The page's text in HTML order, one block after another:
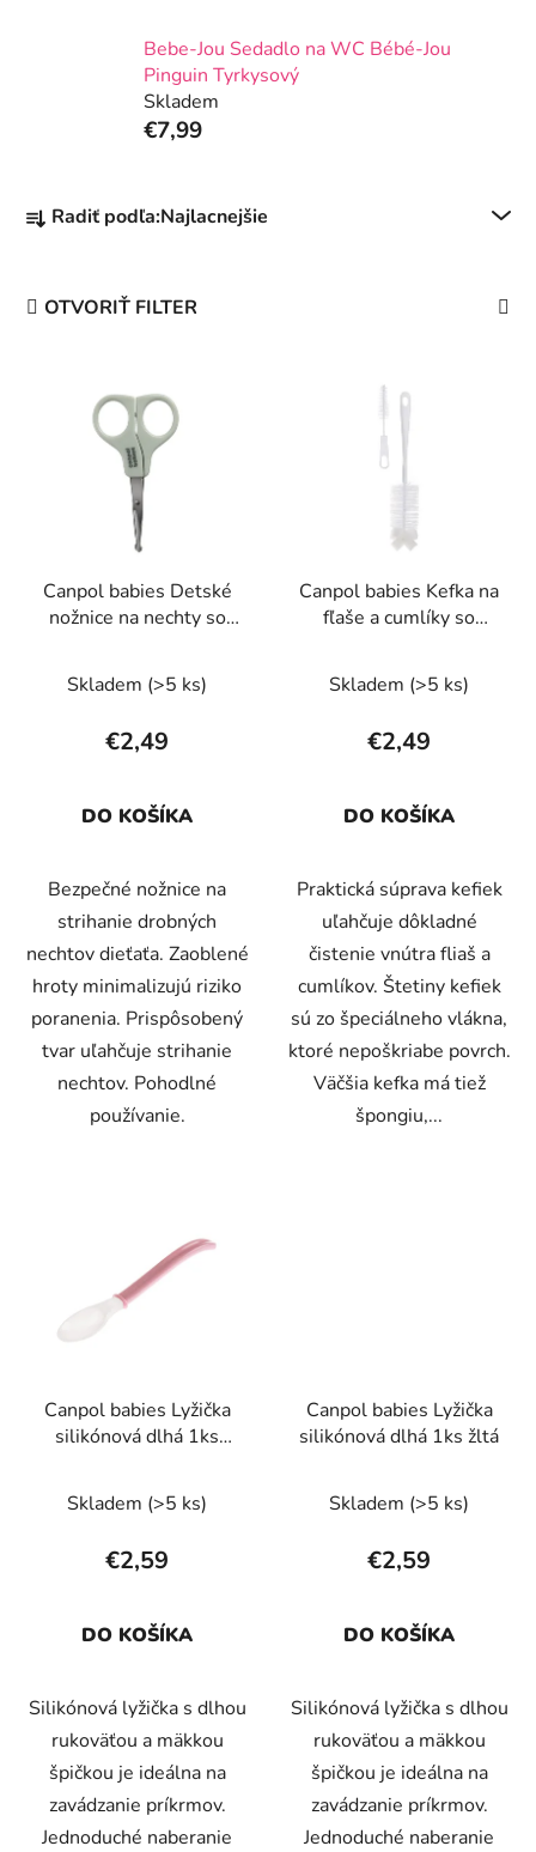
Bebe-Jou Sedadlo na WC Bébé-Jou
Pinguin Tyrkysový
Skladem
€7,99
Radiť podľa:Najlacnejšie
OTVORIŤ FILTER
Canpol babies Detské
nožnice na nechty so
krytu zelené
Skladem (>5 ks)
€2,49
DO KOŠÍKA
Bezpečné nožnice na
strihanie drobných
nechtov dieťaťa. Zaoblené
hroty minimalizujú riziko
poranenia. Prispôsobený
tvar uľahčuje strihanie
nechtov. Pohodlné
používanie.
Canpol babies Kefka na
fľaše a cumlíky so
Skladem (>5 ks)
€2,49
DO KOŠÍKA
Praktická súprava kefiek
uľahčuje dôkladné
čistenie vnútra fliaš a
cumlíkov. Štetiny kefiek
sú zo špeciálneho vlákna,
ktoré nepoškriabe povrch.
Väčšia kefka má tiež
špongiu,...
Canpol babies Lyžička
silikónová dlhá 1ks
Skladem (>5 ks)
€2,59
DO KOŠÍKA
Silikónová lyžička s dlhou
rukoväťou a mäkkou
špičkou je ideálna na
zavádzanie príkrmov.
Jednoduché naberanie
Canpol babies Lyžička
silikónová dlhá 1ks žltá
Skladem (>5 ks)
€2,59
DO KOŠÍKA
Silikónová lyžička s dlhou
rukoväťou a mäkkou
špičkou je ideálna na
zavádzanie príkrmov.
Jednoduché naberanie